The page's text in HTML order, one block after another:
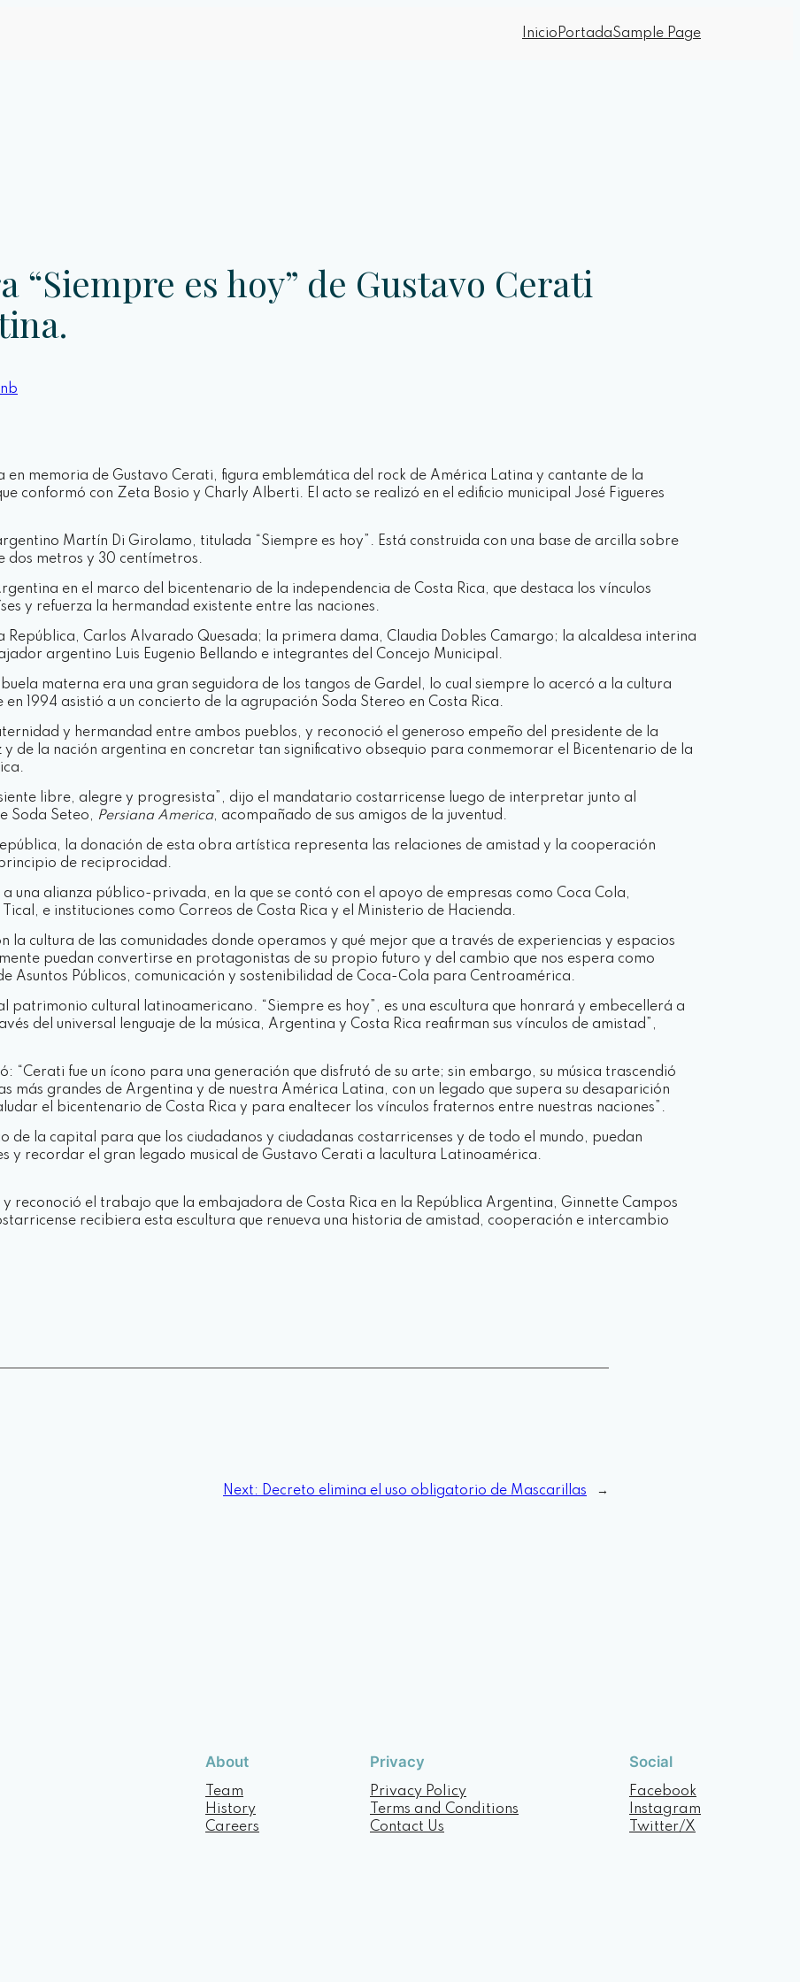
Inicio PortadaSample Page
“Siempre es hoy” de Gustavo Cerati
en memoria de Gustavo Cerati, figura emblemática del rock de América Latina y cantante de la
conformó con Zeta Bosio y Charly Alberti. El acto se realizó en el edificio municipal José Figueres
Martín Di Girolamo, titulada “Siempre es hoy”. Está construida con una base de arcilla sobre
dos metros y 30 centímetros.
en el marco del bicentenario de la independencia de Costa Rica, que destaca los vínculos
y refuerza la hermandad existente entre las naciones.
República, Carlos Alvarado Quesada; la primera dama, Claudia Dobles Camargo; la alcaldesa interina
argentino Luis Eugenio Bellando e integrantes del Concejo Municipal.
materna era una gran seguidora de los tangos de Gardel, lo cual siempre lo acercó a la cultura
1994 asistió a un concierto de la agrupación Soda Stereo en Costa Rica.
y hermandad entre ambos pueblos, y reconoció el generoso empeño del presidente de la
de la nación argentina en concretar tan significativo obsequio para conmemorar el Bicentenario de la
siente libre, alegre y progresista”, dijo el mandatario costarricense luego de interpretar junto al
Soda Seteo, Persiana America, acompañado de sus amigos de la juventud.
la donación de esta obra artística representa las relaciones de amistad y la cooperación
de reciprocidad.
una alianza público-privada, en la que se contó con el apoyo de empresas como Coca Cola,
e instituciones como Correos de Costa Rica y el Ministerio de Hacienda.
la cultura de las comunidades donde operamos y qué mejor que a través de experiencias y espacios
puedan convertirse en protagonistas de su propio futuro y del cambio que nos espera como
Asuntos Públicos, comunicación y sostenibilidad de Coca-Cola para Centroamérica.
patrimonio cultural latinoamericano. “Siempre es hoy”, es una escultura que honrará y embecellerá a
del universal lenguaje de la música, Argentina y Costa Rica reafirman sus vínculos de amistad”,
“Cerati fue un ícono para una generación que disfrutó de su arte; sin embargo, su música trascendió
más grandes de Argentina y de nuestra América Latina, con un legado que supera su desaparición
el bicentenario de Costa Rica y para enaltecer los vínculos fraternos entre nuestras naciones”.
de la capital para que los ciudadanos y ciudadanas costarricenses y de todo el mundo, puedan
y recordar el gran legado musical de Gustavo Cerati a lacultura Latinoamérica.
reconoció el trabajo que la embajadora de Costa Rica en la República Argentina, Ginnette Campos
recibiera esta escultura que renueva una historia de amistad, cooperación e intercambio
Next: Decreto elimina el uso obligatorio de Mascarillas →
About
Team
History
Careers
Privacy
Privacy Policy
Terms and Conditions
Contact Us
Social
Facebook
Instagram
Twitter/X